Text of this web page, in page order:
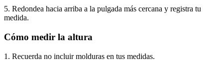
5. Redondea hacia arriba a la pulgada más cercana y registra tu
medida.
Cómo medir la altura
1. Recuerda no incluir molduras en tus medidas.